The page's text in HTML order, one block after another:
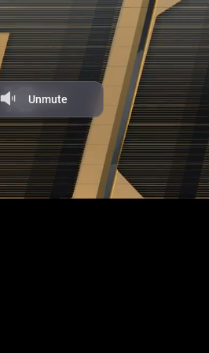
видеоплатформа и оборудование
и защищенные трансляции.
стриминга, хостинга и
клиентов 24×7.
Unmute